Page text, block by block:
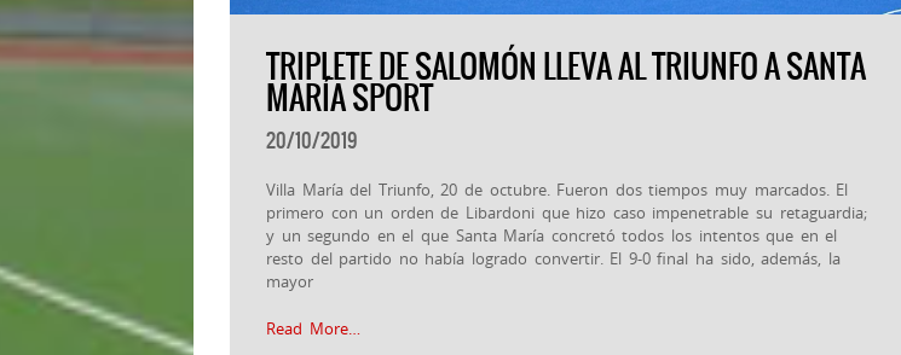
TRIPLETE DE SALOMÓN LLEVA AL TRIUNFO A SANTA
MARÍA SPORT
20/10/2019
Villa María del Triunfo, 20 de octubre. Fueron dos tiempos muy marcados. El
primero con un orden de Libardoni que hizo caso impenetrable su retaguardia;
y un segundo en el que Santa María concretó todos los intentos que en el
resto del partido no había logrado convertir. El 9-0 final ha sido, además, la
mayor
Read More…